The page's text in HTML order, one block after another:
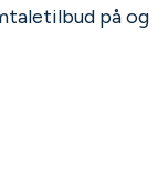
på og